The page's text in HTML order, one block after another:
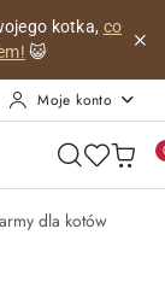
kotka, co
😺
Moje konto
dla kotów